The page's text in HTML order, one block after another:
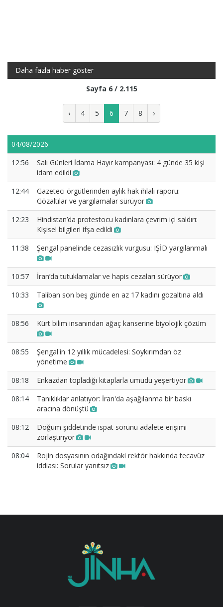
Daha fazla haber göster
Sayfa 6 / 2.115
‹ 4 5 6 7 8 ›
04/08/2026
12:56
Salı Günleri İdama Hayır kampanyası: 4 günde 35 kişi
idam edildi
12:44
Gazeteci örgütlerinden aylık hak ihlali raporu:
Gözaltılar ve yargılamalar sürüyor
12:23
Hindistan’da protestocu kadınlara çevrim içi saldırı:
Kişisel bilgileri ifşa edildi
11:38
Şengal panelinde cezasızlık vurgusu: IŞİD yargılanmalı
10:57
İran’da tutuklamalar ve hapis cezaları sürüyor
10:33
Taliban son beş günde en az 17 kadını gözaltına aldı
08:56 Kürt bilim insanından ağaç kanserine biyolojik çözüm
08:55
Şengal'in 12 yıllık mücadelesi: Soykırımdan öz
yönetime
08:18
Enkazdan topladığı kitaplarla umudu yeşertiyor
08:14
Tanıklıklar anlatıyor: İran'da aşağılanma bir baskı
aracına dönüştü
08:12
Doğum şiddetinde ispat sorunu adalete erişimi
zorlaştırıyor
08:04
Rojin dosyasının odağındaki rektör hakkında tecavüz
iddiası: Sorular yanıtsız